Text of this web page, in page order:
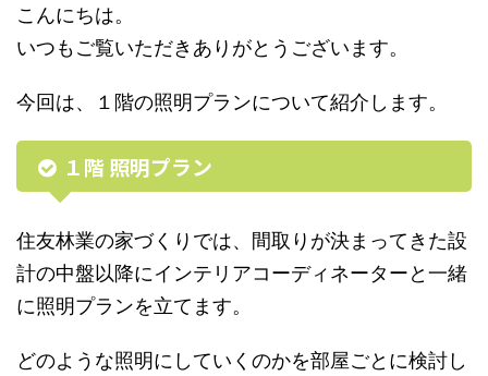
こんにちは。
いつもご覧いただきありがとうございます。
今回は、１階の照明プランについて紹介します。
１階 照明プラン
住友林業の家づくりでは、間取りが決まってきた設
計の中盤以降にインテリアコーディネーターと一緒
に照明プランを立てます。
どのような照明にしていくのかを部屋ごとに検討し